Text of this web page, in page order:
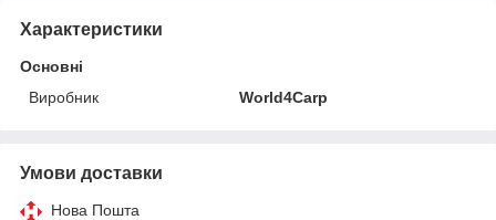
Характеристики
Основні
Виробник
World4Carp
Умови доставки
Нова Пошта